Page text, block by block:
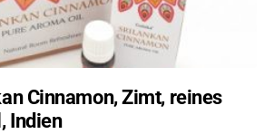
Cinnamon, Zimt, reines
Indien